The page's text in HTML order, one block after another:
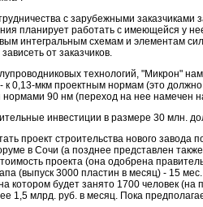
с зарубежными
планирует работать с имеющейся у
интегральным схемам и элементам
от заказчиков.
технологий, "Микрон"
к 0,13-мкм проектным нормам (это
нормами 90 нм (переход на нее намечен
инвестиции в размере 30 млн.
проект строительства нового
в Сочи (а позднее представлен
проекта (она одобрена
(выпуск 3000 пластин в месяц) - 15
котором будет занято 1700 человек
1,5 млрд. руб. в месяц. Пока